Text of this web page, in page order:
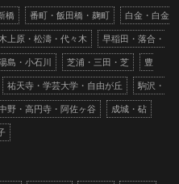
橋 番町・飯田橋・麹町 白金・白金
上原・松濤・代々木 早稲田・落合・
島・小石川 芝浦・三田・芝 豊
祐天寺・学芸大学・自由が丘 駒沢・
野・高円寺・阿佐ヶ谷 成城・砧